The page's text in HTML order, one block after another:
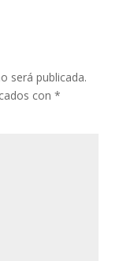
será publicada.
con *